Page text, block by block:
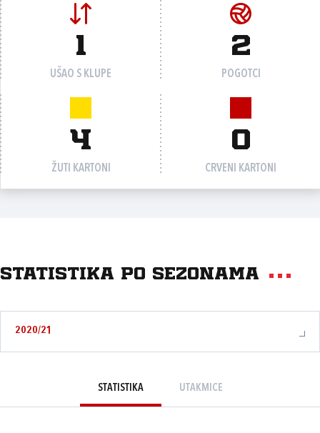
1
UŠAO S KLUPE
2
POGOTCI
4
ŽUTI KARTONI
0
CRVENI KARTONI
Statistika po sezonama
2020/21
STATISTIKA UTAKMICE